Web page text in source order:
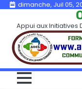
Skip
content
dimanche, Juil 05,
Appui aux